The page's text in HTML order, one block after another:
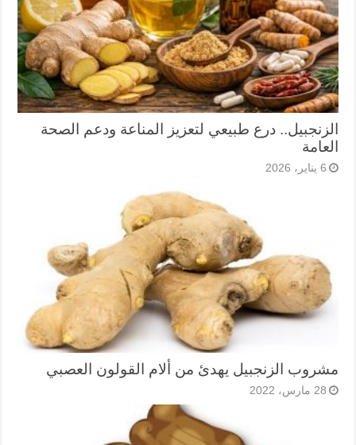
الزنجبيل.. درع طبيعي لتعزيز المناعة ودعم الصحة
العامة
6 يناير، 2026
مشروب الزنجبيل يهدئ من ألام القولون العصبي
28 مارس، 2022